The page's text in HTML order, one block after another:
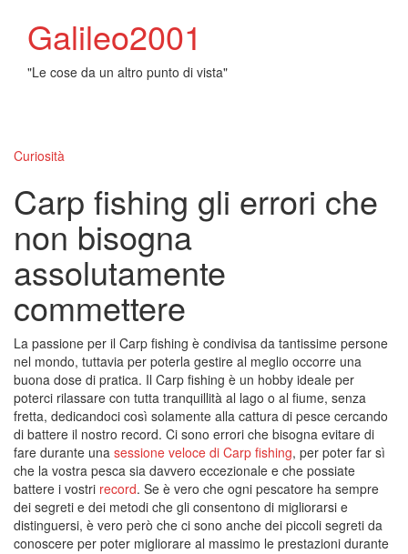
Galileo2001
"Le cose da un altro punto di vista"
Curiosità
Carp fishing gli errori che
non bisogna
assolutamente
commettere
La passione per il Carp fishing è condivisa da tantissime persone
nel mondo, tuttavia per poterla gestire al meglio occorre una
buona dose di pratica. Il Carp fishing è un hobby ideale per
poterci rilassare con tutta tranquillità al lago o al fiume, senza
fretta, dedicandoci così solamente alla cattura di pesce cercando
di battere il nostro record. Ci sono errori che bisogna evitare di
fare durante una sessione veloce di Carp fishing, per poter far sì
che la vostra pesca sia davvero eccezionale e che possiate
battere i vostri record. Se è vero che ogni pescatore ha sempre
dei segreti e dei metodi che gli consentono di migliorarsi e
distinguersi, è vero però che ci sono anche dei piccoli segreti da
conoscere per poter migliorare al massimo le prestazioni durante